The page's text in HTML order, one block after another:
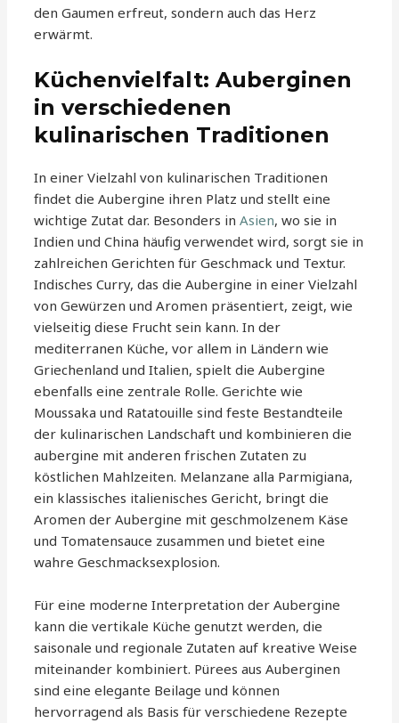
den Gaumen erfreut, sondern auch das Herz
erwärmt.
Küchenvielfalt: Auberginen
in verschiedenen
kulinarischen Traditionen
In einer Vielzahl von kulinarischen Traditionen
findet die Aubergine ihren Platz und stellt eine
wichtige Zutat dar. Besonders inAsien, wo sie in
Indien und China häufig verwendet wird, sorgt sie in
zahlreichen Gerichten für Geschmack und Textur.
Indisches Curry, das die Aubergine in einer Vielzahl
von Gewürzen und Aromen präsentiert, zeigt, wie
vielseitig diese Frucht sein kann. In der
mediterranen Küche, vor allem in Ländern wie
Griechenland und Italien, spielt die Aubergine
ebenfalls eine zentrale Rolle. Gerichte wie
Moussaka und Ratatouille sind feste Bestandteile
der kulinarischen Landschaft und kombinieren die
aubergine mit anderen frischen Zutaten zu
köstlichen Mahlzeiten. Melanzane alla Parmigiana,
ein klassisches italienisches Gericht, bringt die
Aromen der Aubergine mit geschmolzenem Käse
und Tomatensauce zusammen und bietet eine
wahre Geschmacksexplosion.
Für eine moderne Interpretation der Aubergine
kann die vertikale Küche genutzt werden, die
saisonale und regionale Zutaten auf kreative Weise
miteinander kombiniert. Pürees aus Auberginen
sind eine elegante Beilage und können
hervorragend als Basis für verschiedene Rezepte